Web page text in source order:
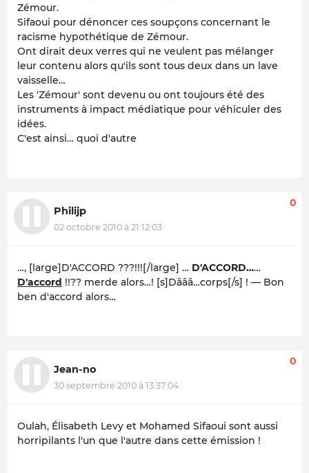
Zémour.
Sifaoui pour dénoncer ces soupçons concernant le
racisme hypothétique de Zémour.
Ont dirait deux verres qui ne veulent pas mélanger
leur contenu alors qu'ils sont tous deux dans un lave
vaisselle…
Les 'Zémour' sont devenu ou ont toujours été des
instruments à impact médiatique pour véhiculer des
idées.
C'est ainsi… quoi d'autre
Philijp
02 octobre 2010 à 21:12:03
0
…, [large]D'ACCORD ???!!![/large] … D'ACCORD……
D'accord !!?? merde alors…! [s]Dâââ…corps[/s] ! — Bon
ben d'accord alors…
Jean-no
30 septembre 2010 à 13:37:04
0
Oulah, Élisabeth Levy et Mohamed Sifaoui sont aussi
horripilants l'un que l'autre dans cette émission !